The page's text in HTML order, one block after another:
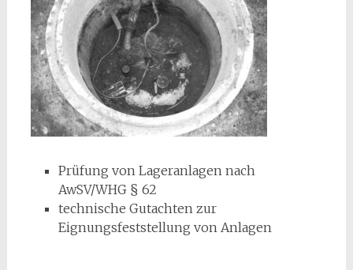
Prüfung von Lageranlagen nach
AwSV/WHG § 62
technische Gutachten zur
Eignungsfeststellung von Anlagen